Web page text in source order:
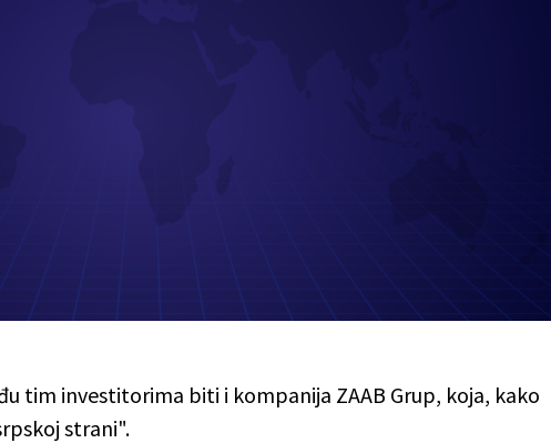
tim investitorima biti i kompanija ZAAB Grup, koja, kako
strani".